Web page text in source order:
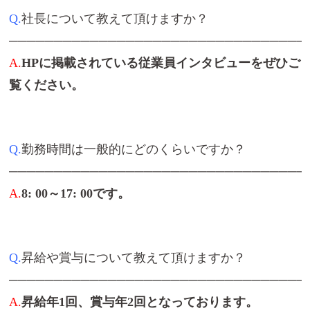
Q.社長について教えて頂けますか？
A.HPに掲載されている従業員インタビューをぜひご
覧ください。
Q.勤務時間は一般的にどのくらいですか？
A.8: 00～17: 00です。
Q.昇給や賞与について教えて頂けますか？
A.昇給年1回、賞与年2回となっております。